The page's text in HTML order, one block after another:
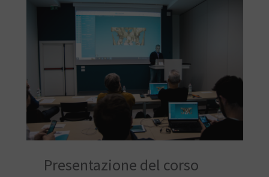
Presentazione del corso